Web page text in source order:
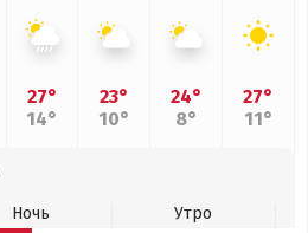
27°
14°
23°
10°
24°
8°
27°
11°
Ночь
Утро